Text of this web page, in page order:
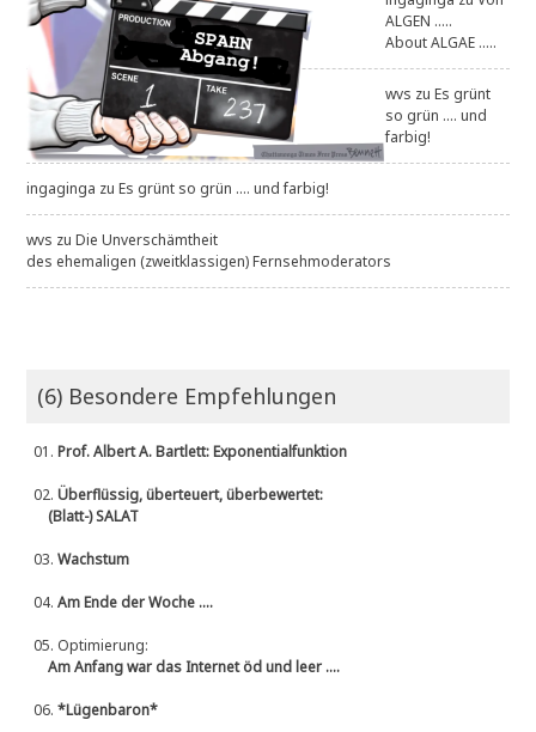
ALGEN .....
About ALGAE .....
wvs zuEs grünt
so grün .... und
farbig!
ingaginga zuEs grünt so grün .... und farbig!
wvs zuDie Unverschämtheit
des ehemaligen (zweitklassigen) Fernsehmoderators
(6) Besondere Empfehlungen
01.Prof. Albert A. Bartlett: Exponentialfunktion
02.Überflüssig, überteuert, überbewertet:
(Blatt-) SALAT
03.Wachstum
04.Am Ende der Woche ....
05. Optimierung:
Am Anfang war das Internet öd und leer ....
06.*Lügenbaron*